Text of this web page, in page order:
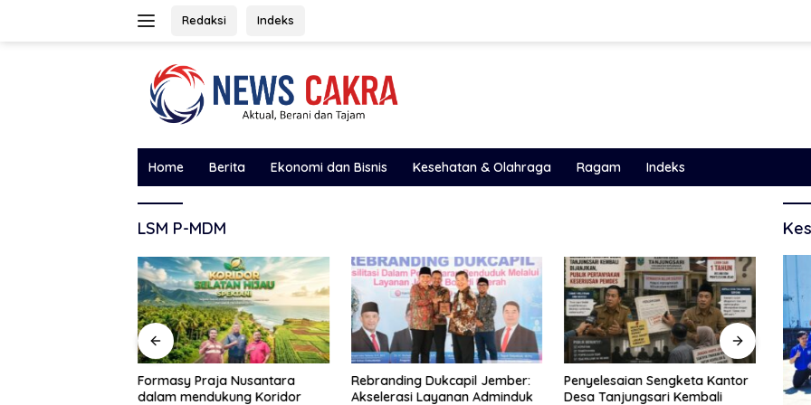
Redaksi Indeks
Home Berita Ekonomi dan Bisnis Kesehatan & Olahraga Ragam Indeks
LSM P-MDM
Formasy Praja Nusantara
dalam mendukung Koridor
Rebranding Dukcapil Jember:
Akselerasi Layanan Adminduk
Penyelesaian Sengketa Kantor
Desa Tanjungsari Kembali